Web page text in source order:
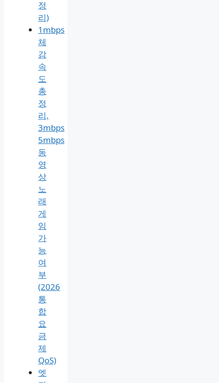
처
리
방
법
(PC·
모
바
일
총
정
리)
1mbps
체
감
속
도
총
정
리,
3mbps
5mbps
동
영
상
노
래
게
임
가
능
여